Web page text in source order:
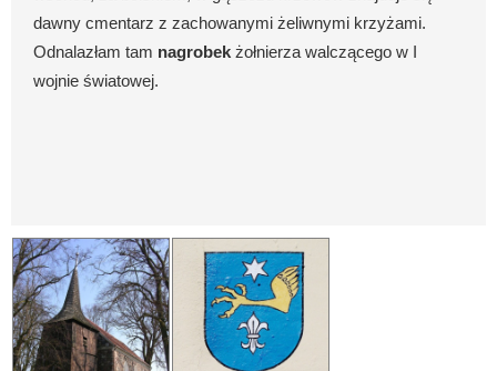
dawny cmentarz z zachowanymi żeliwnymi krzyżami.
Odnalazłam tam nagrobek żołnierza walczącego w I
wojnie światowej.